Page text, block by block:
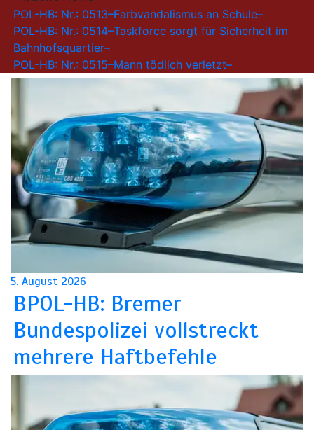
POL-HB: Nr.: 0513–Farbvandalismus an Schule–
POL-HB: Nr.: 0514–Taskforce sorgt für Sicherheit im
Bahnhofsquartier–
POL-HB: Nr.: 0515–Mann tödlich verletzt–
5. August 2026
BPOL-HB: Bremer
Bundespolizei vollstreckt
mehrere Haftbefehle